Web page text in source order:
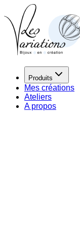
Produits
Mes créations
Ateliers
A propos